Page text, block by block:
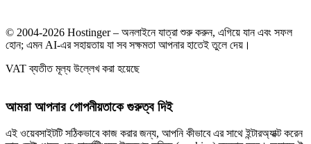
© 2004-2026 Hostinger – অনলাইনে যাত্রা শুরু করুন, এগিয়ে যান এবং সফল
হোন; এমন AI-এর সহায়তায় যা সব সক্ষমতা আপনার হাতেই তুলে দেয়।
VAT ব্যতীত মূল্য উল্লেখ করা হয়েছে
আমরা আপনার গোপনীয়তাকে গুরুত্ব দিই
এই ওয়েবসাইটটি সঠিকভাবে কাজ করার জন্য, আপনি কীভাবে এর সাথে ইন্টারঅ্যাক্ট করেন